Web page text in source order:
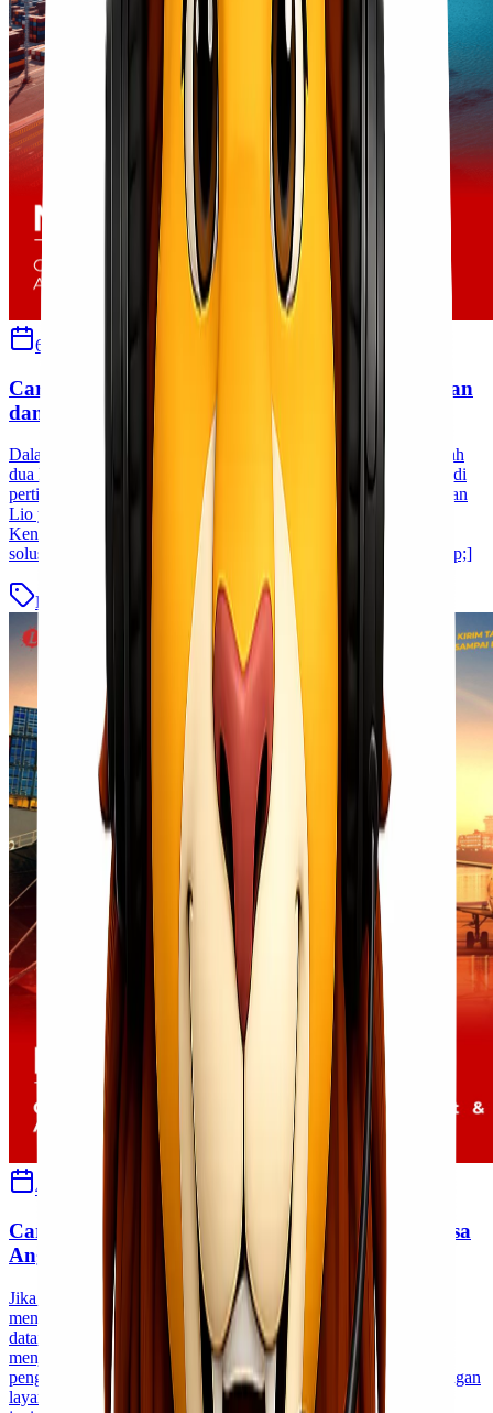
6 September 2024
Cargo Murah dari Jakarta Tujuan Kendari, Aman
dan Cepat!
Dalam dunia pengiriman barang, kecepatan dan keamanan adalah
dua hal yang paling dicari. Namun, ada satu hal lagi yang menjadi
pertimbangan dalam pengiriman barang, yaitu harga! Bagi Kawan
Lio yang berada di Jakarta dan ingin mengirimkan barang ke
Kendari, tidak perlu khawatir lagi. Lionel Express hadir sebagai
solusi cargo murah Jakarta Kendari yang siap memenuhi [&hellip;]
Blog Baca Selengkapnya
4 September 2024 Habibah Auni
Cargo Murah Jakarta Kupang Sampai Cepat Bisa
Angkut Banyak!
Jika Kawan Lio mencari cara efisien dan terjangkau untuk
mengirimkan barang dari Jakarta ke Kupang, Kawan Lio telah
datang ke tempat yang tepat. Cargo murah Jakarta Kupang kini
menjadi solusi utama bagi banyak orang yang memerlukan
pengiriman cepat tanpa harus merogoh kocek dalam-dalam. Dengan
layanan cargo yang handal, Kawan Lio bisa mengirim berbagai